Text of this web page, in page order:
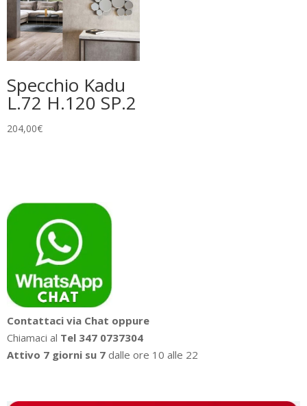
Specchio Kadu
L.72 H.120 SP.2
204,00€
Contattaci via Chat oppure
Chiamaci al Tel 347 0737304
Attivo 7 giorni su 7 dalle ore 10 alle 22